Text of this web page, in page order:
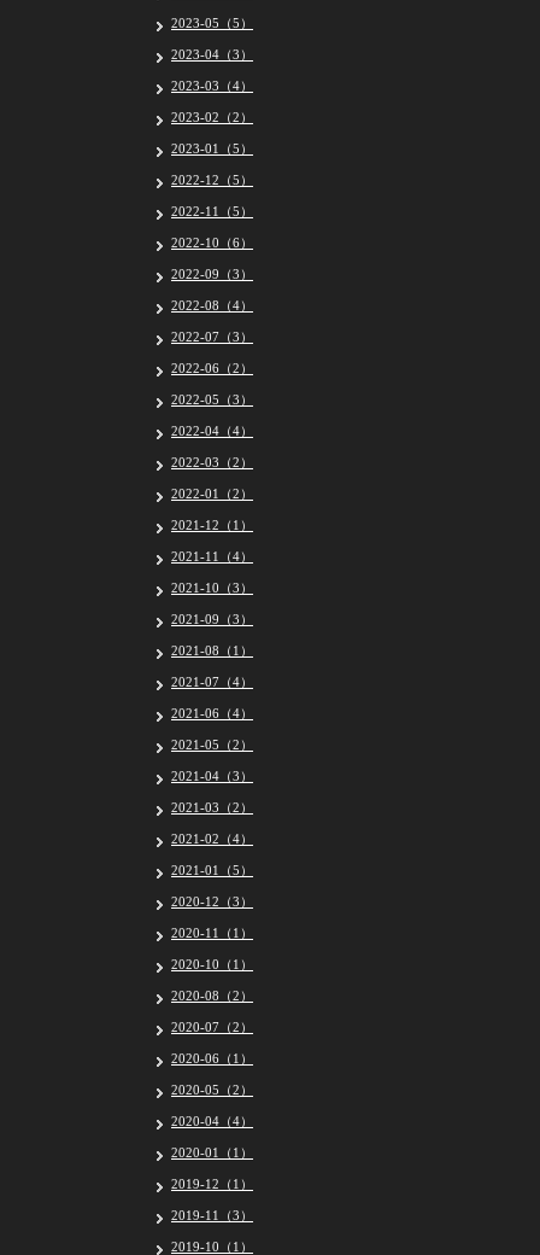
2023-05（5）
2023-04（3）
2023-03（4）
2023-02（2）
2023-01（5）
2022-12（5）
2022-11（5）
2022-10（6）
2022-09（3）
2022-08（4）
2022-07（3）
2022-06（2）
2022-05（3）
2022-04（4）
2022-03（2）
2022-01（2）
2021-12（1）
2021-11（4）
2021-10（3）
2021-09（3）
2021-08（1）
2021-07（4）
2021-06（4）
2021-05（2）
2021-04（3）
2021-03（2）
2021-02（4）
2021-01（5）
2020-12（3）
2020-11（1）
2020-10（1）
2020-08（2）
2020-07（2）
2020-06（1）
2020-05（2）
2020-04（4）
2020-01（1）
2019-12（1）
2019-11（3）
2019-10（1）